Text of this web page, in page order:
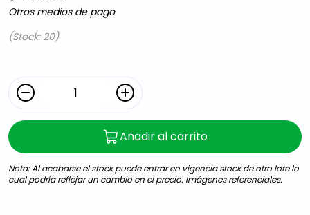
Otros medios de pago
(Stock: 20)
Añadir al carrito
Nota: Al acabarse el stock puede entrar en vigencia stock de otro lote lo
cual podría reflejar un cambio en el precio. Imágenes referenciales.